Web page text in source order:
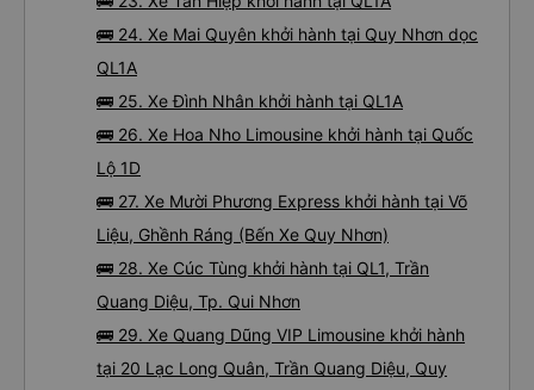
🚌 24. Xe Mai Quyên khởi hành tại Quy Nhơn dọc
QL1A
🚌 25. Xe Đình Nhân khởi hành tại QL1A
🚌 26. Xe Hoa Nho Limousine khởi hành tại Quốc
Lộ 1D
🚌 27. Xe Mười Phương Express khởi hành tại Võ
Liệu, Ghềnh Ráng (Bến Xe Quy Nhơn)
🚌 28. Xe Cúc Tùng khởi hành tại QL1, Trần
Quang Diệu, Tp. Qui Nhơn
🚌 29. Xe Quang Dũng VIP Limousine khởi hành
tại 20 Lạc Long Quân, Trần Quang Diệu, Quy